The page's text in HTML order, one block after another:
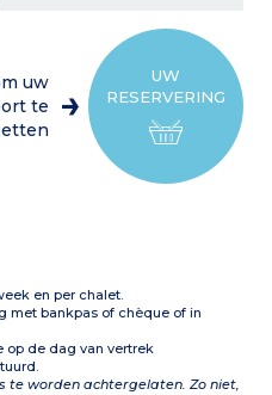
UW
RESERVERING
uw
te
en per chalet.
met bankpas of chèque of in
op de dag van vertrek
te worden achtergelaten. Zo niet,